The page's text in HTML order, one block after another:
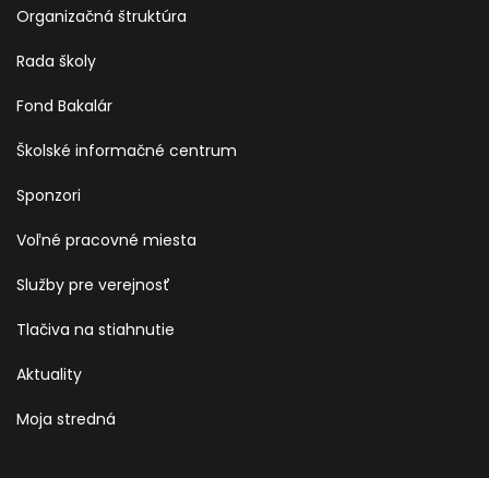
Organizačná štruktúra
Rada školy
Fond Bakalár
Školské informačné centrum
Sponzori
Voľné pracovné miesta
Služby pre verejnosť
Tlačiva na stiahnutie
Aktuality
Moja stredná